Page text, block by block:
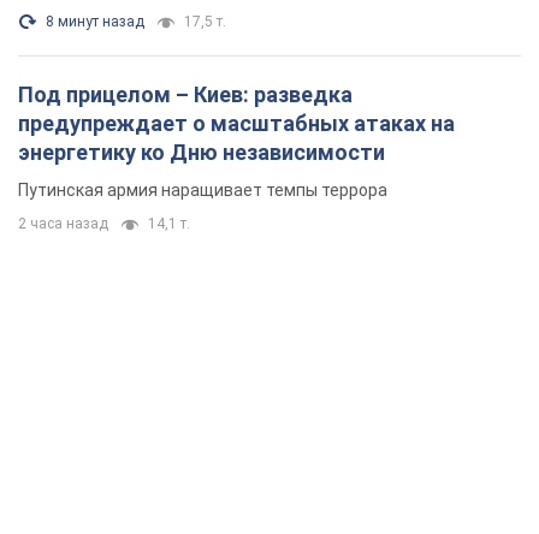
8 минут назад 17,5 т.
Под прицелом – Киев: разведка
предупреждает о масштабных атаках на
энергетику ко Дню независимости
Путинская армия наращивает темпы террора
2 часа назад 14,1 т.